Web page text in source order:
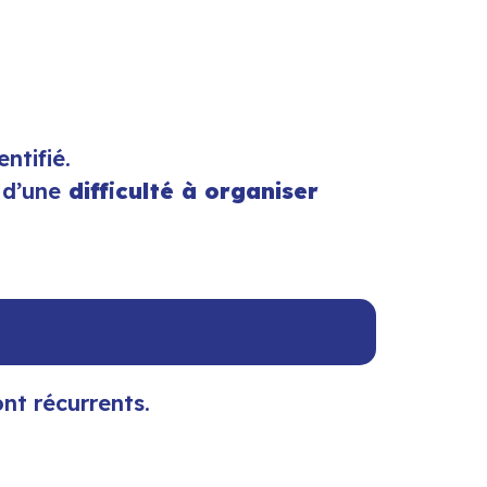
difficulté à organiser
récurrents.